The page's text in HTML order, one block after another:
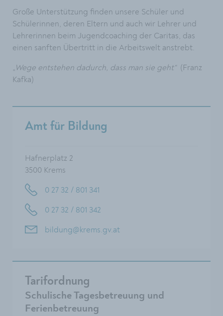
Große Unterstützung finden unsere Schüler und
Schülerinnen, deren Eltern und auch wir Lehrer und
Lehrerinnen beim Jugendcoaching der Caritas, das
einen sanften Übertritt in die Arbeitswelt anstrebt.
„Wege entstehen dadurch, dass man sie geht“ (Franz
Kafka)
Amt für Bildung
Hafnerplatz 2
3500 Krems
0 27 32 / 801 341
0 27 32 / 801 342
bildung@krems.gv.at
Tarifordnung
Schulische Tagesbetreuung und
Ferienbetreuung